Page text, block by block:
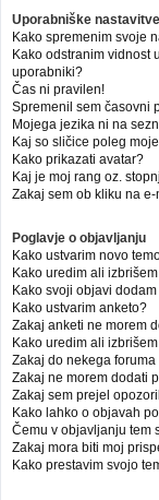
Uporabniške nastavitve
Kako spremenim svoje
Kako odstranim vidnost
uporabniki?
Čas ni pravilen!
Spremenil sem časovni
Mojega jezika ni na
Kaj so sličice poleg
Kako prikazati avatar?
Kaj je moj rang oz.
Zakaj sem ob kliku na
Poglavje o objavljanju
Kako ustvarim novo
Kako uredim ali
Kako svoji objavi
Kako ustvarim anketo?
Zakaj anketi ne morem
Kako uredim ali
Zakaj do nekega
Zakaj ne morem dodati
Zakaj sem prejel
Kako lahko o objavah
Čemu v objavljanju tem
Zakaj mora biti moj
Kako prestavim svojo